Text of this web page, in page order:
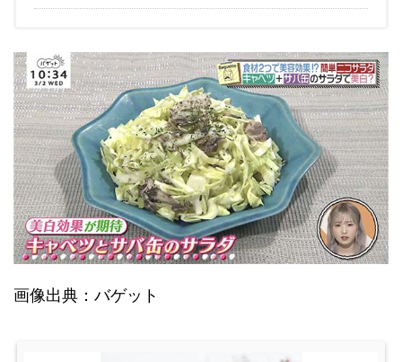
画像出典：バゲット